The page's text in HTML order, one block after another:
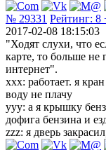
№ 29331 Рейтинг: 8
2017-02-08 18:15:03
"Ходят слухи, что
карте, то больше не
интернет".
xxx: работает. я
воду не плачу
yyy: а я крышку
дофига бензина и
zzz: я дверь